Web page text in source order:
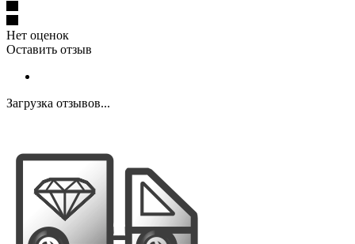
Нет оценок
Оставить отзыв
Загрузка отзывов...